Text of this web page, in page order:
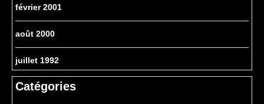
février 2001
août 2000
juillet 1992
Catégories